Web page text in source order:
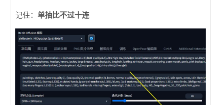
记住： 单抽比不过十连